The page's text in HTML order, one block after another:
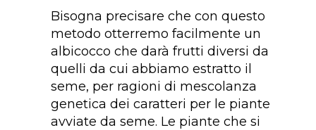
Bisogna precisare che con questo
metodo otterremo facilmente un
albicocco che darà frutti diversi da
quelli da cui abbiamo estratto il
seme, per ragioni di mescolanza
genetica dei caratteri per le piante
avviate da seme. Le piante che si